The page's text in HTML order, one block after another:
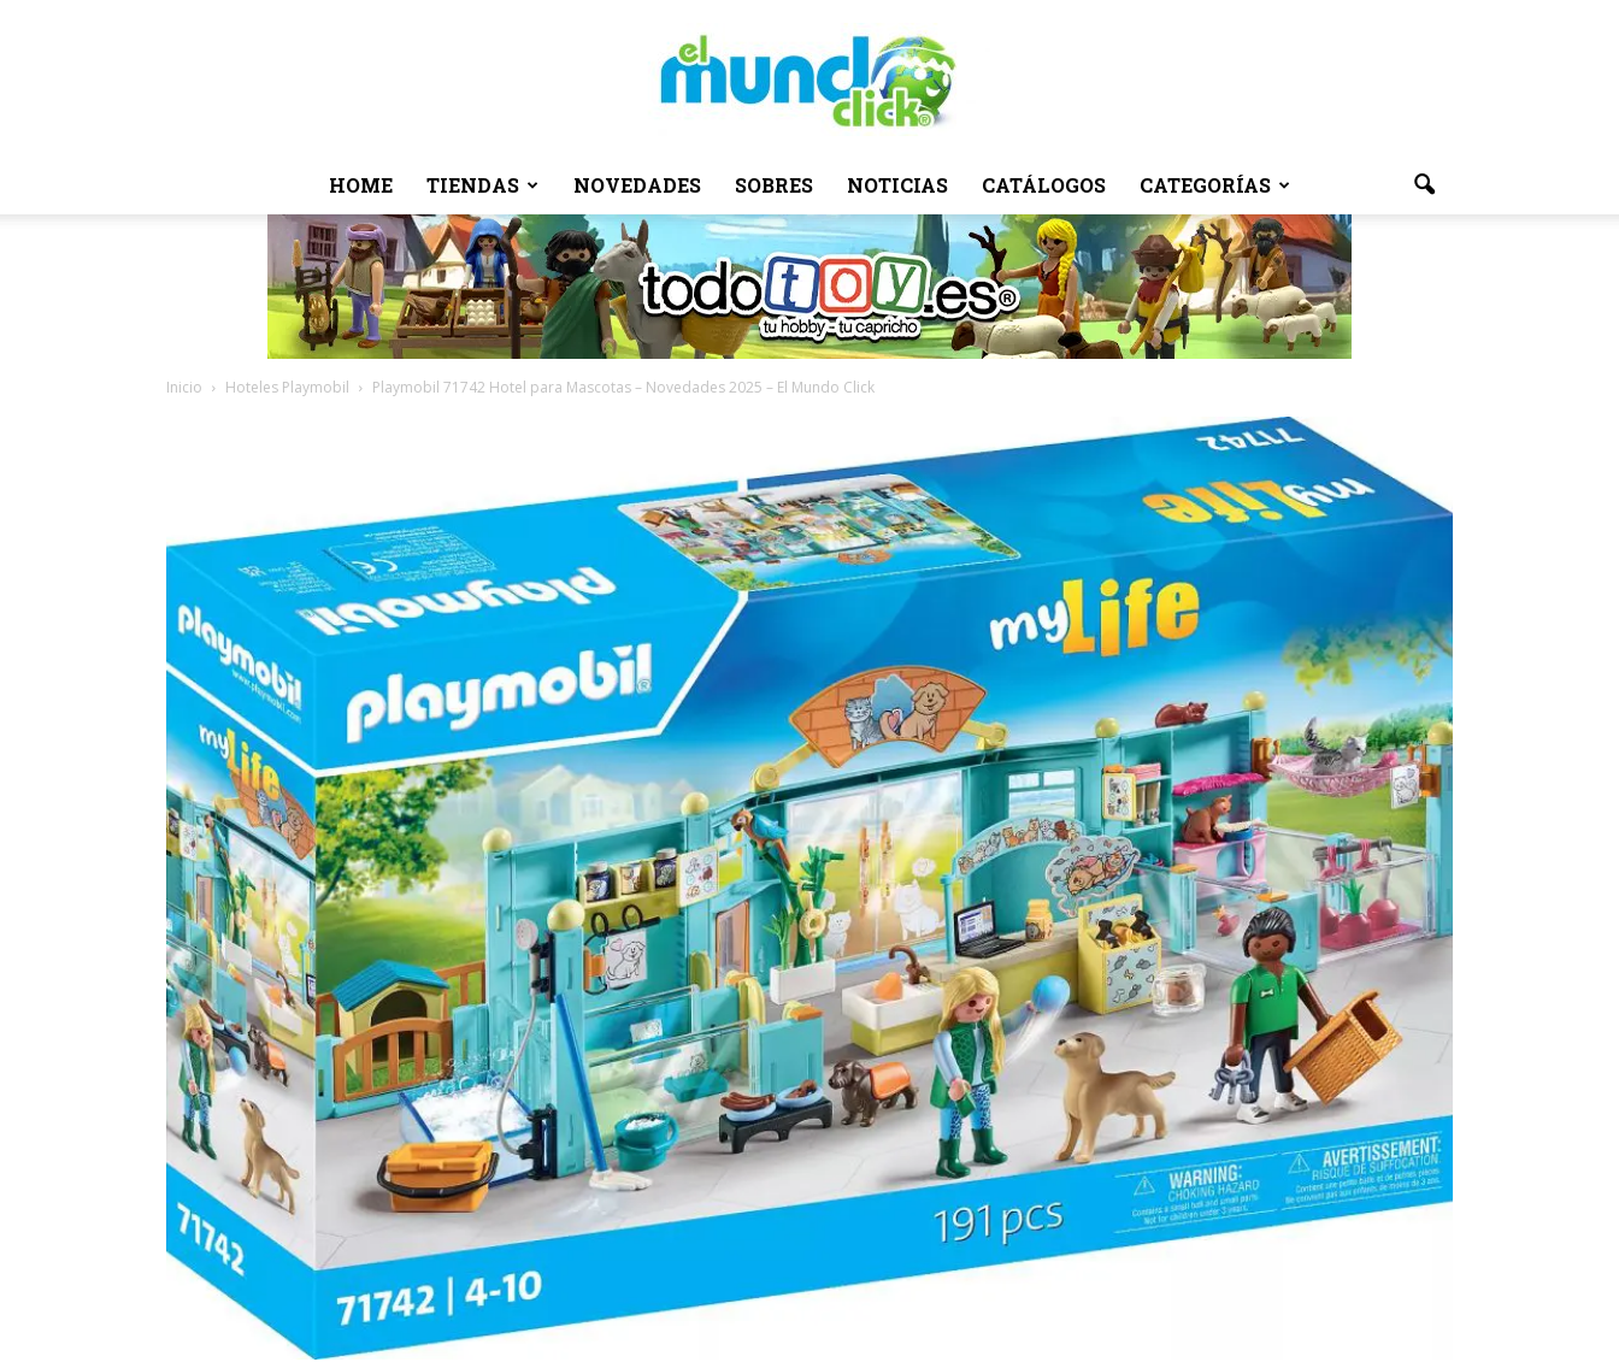
El
Click
HOME TIENDAS NOVEDADES SOBRES NOTICIAS CATÁLOGOS CATEGORÍAS
Inicio Hoteles Playmobil Playmobil 71742 Hotel para Mascotas – Novedades 2025 – El Mundo Click